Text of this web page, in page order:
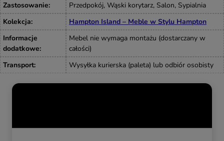
Zastosowanie:
Przedpokój, Wąski korytarz, Salon, Sypialnia
Kolekcja:
Hampton Island – Meble w Stylu Hampton
Informacje
dodatkowe:
Mebel nie wymaga montażu (dostarczany w
całości)
Transport: Wysyłka kurierska (paleta) lub odbiór osobisty